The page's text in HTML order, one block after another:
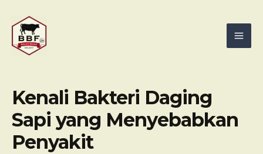
content
Kenali Bakteri Daging
Sapi yang Menyebabkan
Penyakit